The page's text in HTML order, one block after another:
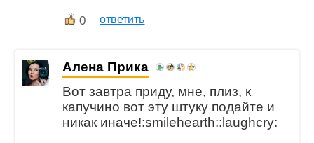
0 ответить
Алена Прика
Вот завтра приду, мне, плиз, к
капучино вот эту штуку подайте и
никак иначе!:smilehearth::laughcry: